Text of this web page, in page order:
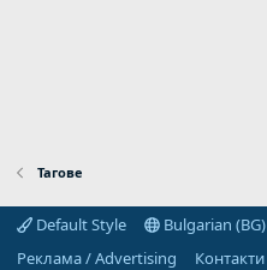
Тагове
Default Style
Bulgarian (BG)
Реклама / Advertising
Контакти